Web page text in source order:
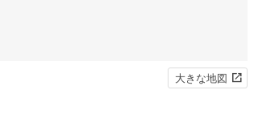
大きな地図